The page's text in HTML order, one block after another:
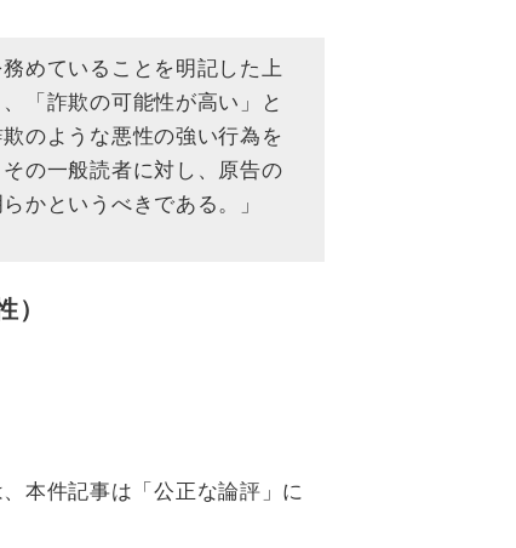
めていることを明記した上
「詐欺の可能性が高い」と
のような悪性の強い行為を
の一般読者に対し、原告の
かというべきである。」
）
本件記事は「公正な論評」に